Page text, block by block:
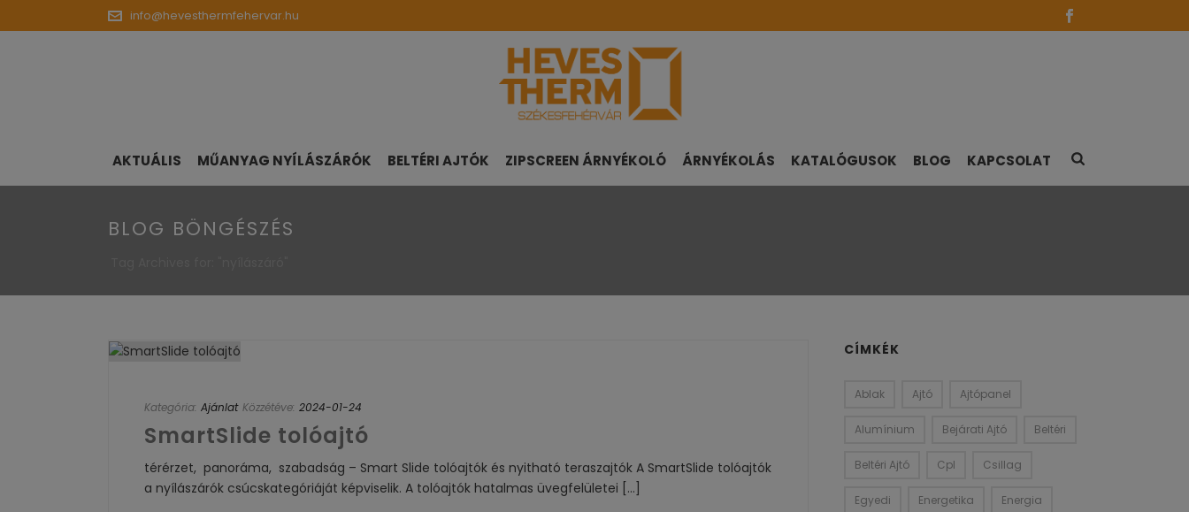
info@hevesthermfehervar.hu
AKTUÁLIS MŰANYAG NYÍLÁSZÁRÓK BELTÉRI AJTÓK ZIPSCREEN ÁRNYÉKOLÓ ÁRNYÉKOLÁS KATALÓGUSOK BLOG KAPCSOLAT
BLOG BÖNGÉSZÉS
Kategória: Ajánlat Közzétéve: 2024-01-24
SmartSlide tolóajtó
térérzet, panoráma, szabadság – Smart Slide tolóajtók és nyitható teraszajtók A SmartSlide tolóajtók
a nyílászárók csúcskategóriáját képviselik. A tolóajtók hatalmas üvegfelületei [...]
CÍMKÉK
Ablak Ajtó Ajtópanel
Alumínium Bejárati Ajtó Beltéri
Beltéri Ajtó Cpl Csillag
Egyedi Energetika Energia